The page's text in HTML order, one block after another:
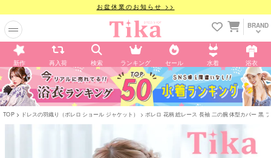
お盆休業のお知らせ >>
BRAND
新作 再入荷 検索 ランキング セール 水着 浴衣
TOP ドレスの羽織り（ボレロ ショール ジャケット） ボレロ 花柄 総レース 長袖 二の腕 体型カバー 黒